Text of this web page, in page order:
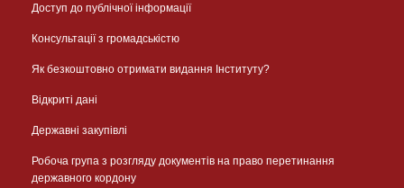
Доступ до публічної інформації
Консультації з громадськістю
Як безкоштовно отримати видання Інституту?
Відкриті дані
Державні закупівлі
Робоча група з розгляду документів на право перетинання
державного кордону